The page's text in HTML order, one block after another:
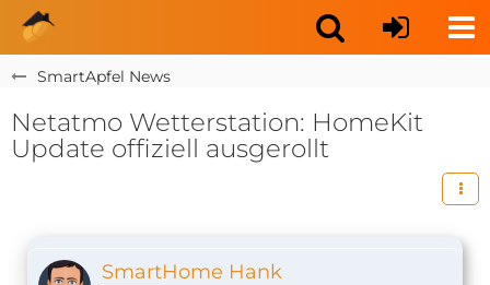
SmartApfel News
Netatmo Wetterstation: HomeKit
Update offiziell ausgerollt
SmartHome Hank